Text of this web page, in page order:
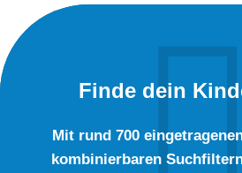
Finde dein
Mit rund 700
kombinierbaren